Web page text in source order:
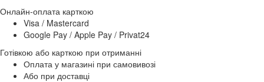
Онлайн-оплата карткою
Visa / Mastercard
Google Pay / Apple Pay / Privat24
Готівкою або карткою при отриманні
Оплата у магазині при самовивозі
Або при доставці